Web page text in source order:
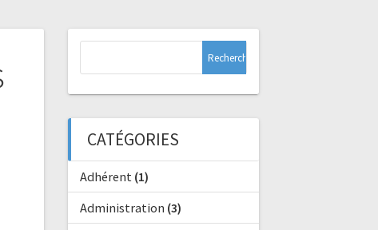
CATÉGORIES
Adhérent(1)
Administration (3)